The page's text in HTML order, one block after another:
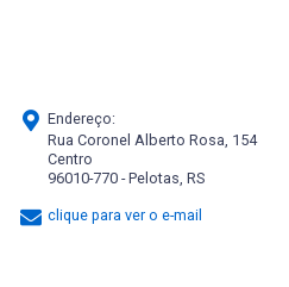
Endereço:
Rua Coronel Alberto Rosa, 154
Centro
96010-770 - Pelotas, RS
clique para ver o e-mail